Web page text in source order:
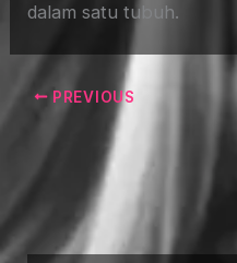
dalam satu tubuh.
PREVIOUS